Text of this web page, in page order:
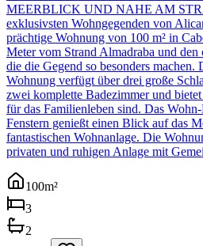
MEERBLICK UND NAHE AM
exklusivsten Wohngegenden von
prächtige Wohnung von 100 m² in
Meter vom Strand Almadraba und den
die die Gegend so besonders
Wohnung verfügt über drei große
zwei komplette Badezimmer und
für das Familienleben sind. Das
Fenstern genießt einen Blick auf das
fantastischen Wohnanlage. Die
privaten und ruhigen Anlage mit
100m²
3
2